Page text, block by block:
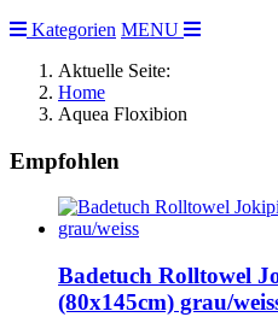
Kategorien MENU
Aktuelle Seite:
Home
Aquea Floxibion
Empfohlen
Badetuch Rolltowel
(80x145cm) grau/